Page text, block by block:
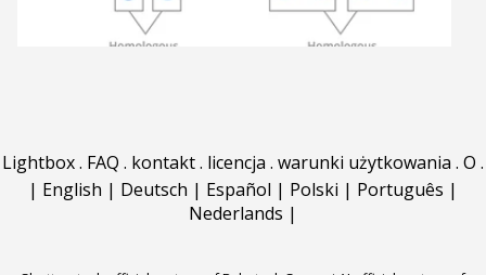
Lightbox. FAQ . kontakt. licencja . warunki użytkowania . O .
| English | Deutsch | Español | Polski | Português |
Nederlands |